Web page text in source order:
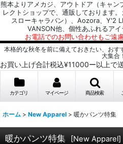
熊本よりアメカジ、アウトドア（キャ
レクトショップで、通販しております
スローキャラバン）、Aozora、Y'2
VANSON他、個性あふれるアイ
お電話でのお問い合わせもご
本格的な秋冬を前に備えておきたい、お
大集合！
お買い上げ合計税込¥11000ー以上で
カテゴリ マイページ 商品検索
ホーム > New Apparel > 暖かパンツ特集
暖かパンツ特集 [New Apparel]